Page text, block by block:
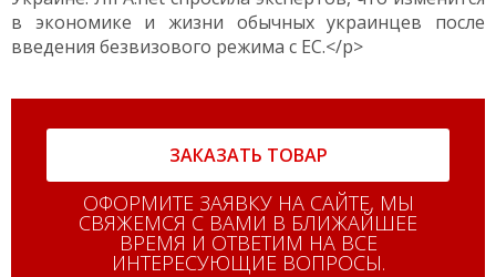
в экономике и жизни обычных украинцев после
введения безвизового режима с ЕС.</p>
ЗАКАЗАТЬ ТОВАР
ОФОРМИТЕ ЗАЯВКУ НА САЙТЕ, МЫ
СВЯЖЕМСЯ С ВАМИ В БЛИЖАЙШЕЕ
ВРЕМЯ И ОТВЕТИМ НА ВСЕ
ИНТЕРЕСУЮЩИЕ ВОПРОСЫ.